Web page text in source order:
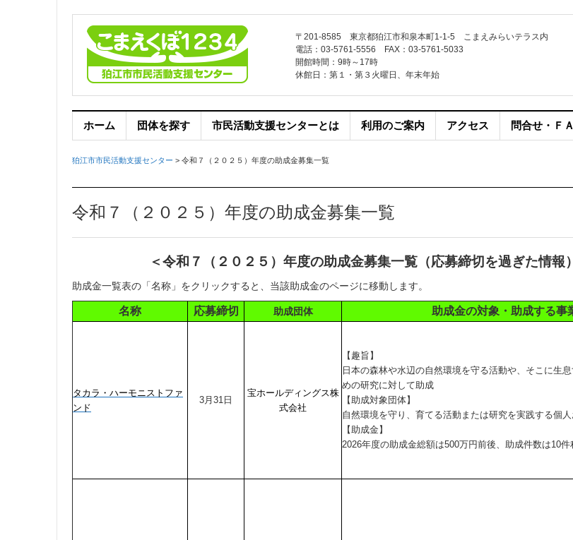
〒201-8585 東京都狛江市和泉本町1-1-5 こまえみらいテラス内
電話：03-5761-5556 FAX：03-5761-5033
開館時間：9時～17時
休館日：第１・第３火曜日、年末年始
ホーム 団体を探す 市民活動支援センターとは 利用のご案内 アクセス 問合せ・Ｆ
狛江市市民活動支援センター > 令和７（２０２５）年度の助成金募集一覧
令和７（２０２５）年度の助成金募集一覧
＜令和７（２０２５）年度の助成金募集一覧（応募締切を過ぎた情報
助成金一覧表の「名称」をクリックすると、当該助成金のページに移動します。
名称 応募締切 助成団体 助成金の対象・助成する事
タカラ・ハーモニストファ
ンド
3月31日
宝ホールディングス株
式会社
【趣旨】
日本の森林や水辺の自然環境を守る活動や、そこに生
めの研究に対して助成
【助成対象団体】
自然環境を守り、育てる活動または研究を実践する個
【助成金】
2026年度の助成金総額は500万円前後、助成件数は10件